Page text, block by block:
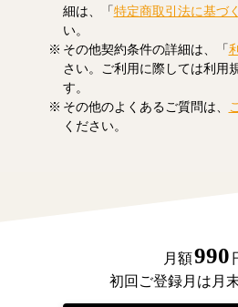
細は、「特定商取引法に基づ
い。
その他契約条件の詳細は、「
さい。ご利用に際しては利用
す。
その他のよくあるご質問は、
ください。
月額990
初回ご登録月は月